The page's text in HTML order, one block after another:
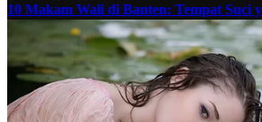
10 Makam Wali di Banten: Tempat Suci
Spiritualitas dan Sejarah
Tech 2 years ago
Analisis Bisnis Kopi Kenangan vs Point
dalam Industri Kopi Indonesia